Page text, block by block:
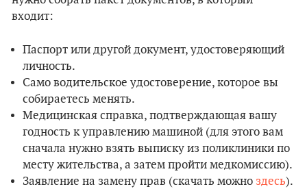
входит:
Паспорт или другой документ, удостоверяющий
личность.
Само водительское удостоверение, которое вы
собираетесь менять.
Медицинская справка, подтверждающая вашу
годность к управлению машиной (для этого вам
сначала нужно взять выписку из поликлиники по
месту жительства, а затем пройти медкомиссию).
Заявление на замену прав (скачать можно здесь).